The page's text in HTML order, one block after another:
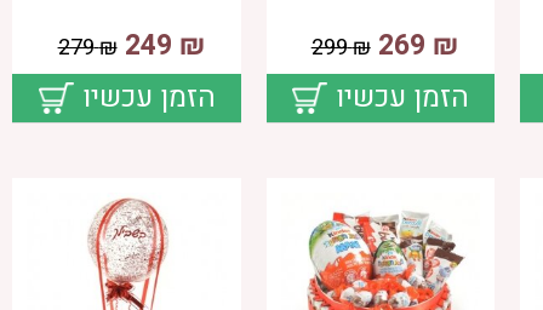
₪
269
₪
299
הזמן עכשיו
₪
249
₪
279
הזמן עכשיו